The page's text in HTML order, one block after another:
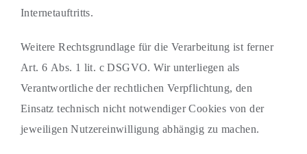
Internetauftritts.
Weitere Rechtsgrundlage für die Verarbeitung ist ferner
Art. 6 Abs. 1 lit. c DSGVO. Wir unterliegen als
Verantwortliche der rechtlichen Verpflichtung, den
Einsatz technisch nicht notwendiger Cookies von der
jeweiligen Nutzereinwilligung abhängig zu machen.